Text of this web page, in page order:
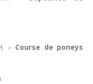
– Course de poneys